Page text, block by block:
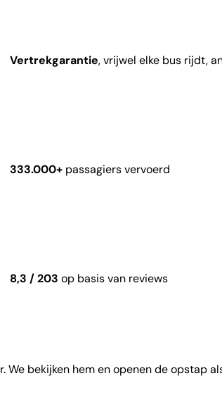
Vertrekgarantie, vrijwel elke bus rijdt,
333.000+ passagiers vervoerd
8,3 / 203 op basis van reviews
We bekijken hem en openen de opstap